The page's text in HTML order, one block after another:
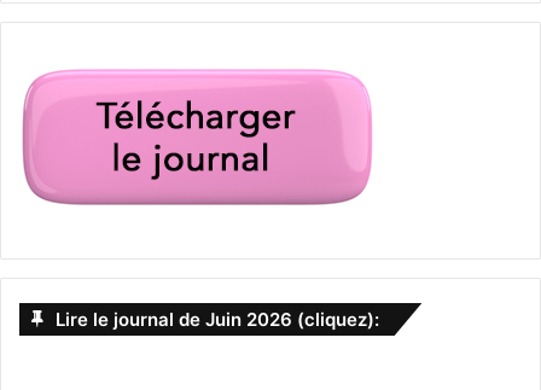
Lire le journal de Juin 2026 (cliquez):